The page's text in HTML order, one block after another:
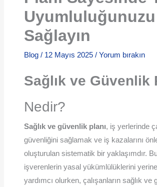
Uyumluluğunuzu
Sağlayın
Blog/ 12 Mayıs 2025 / Yorum bırakın
Sağlık ve Güvenlik
Nedir?
Sağlık ve güvenlik planı, iş yerlerinde
güvenliğini sağlamak ve iş kazalarını
oluşturulan sistematik bir yaklaşımdır.
işverenlerin yasal yükümlülüklerini
yardımcı olurken, çalışanların sağlık ve